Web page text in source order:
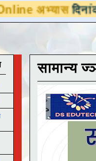
दिनांक 31 मार्च
सामान्य